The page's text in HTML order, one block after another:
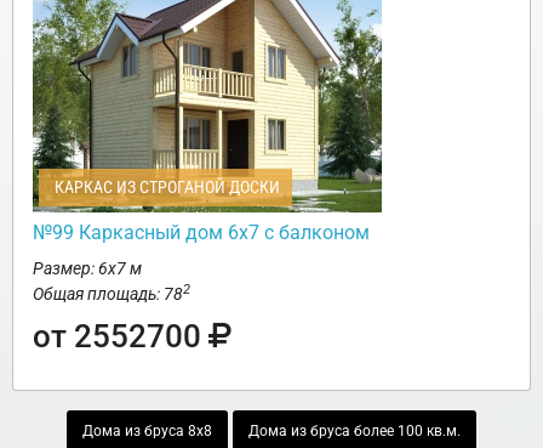
КАРКАС ИЗ СТРОГАНОЙ ДОСКИ
№99 Каркасный дом 6х7 с балконом
Размер: 6х7 м
Общая площадь: 782
от 2552700
Дома из бруса 8х8 Дома из бруса более 100 кв.м.